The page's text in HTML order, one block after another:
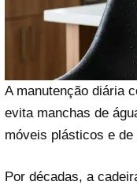
A manutenção diária
evita manchas de
móveis plásticos e de
Por décadas, a